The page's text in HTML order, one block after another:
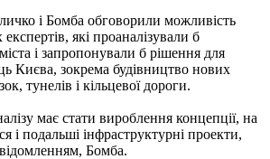
і Бомба обговорили можливість
які проаналізували б
і запропонували б рішення для
Києва, зокрема будівництво нових
тунелів і кільцевої дороги.
має стати вироблення концепції, на
і подальші інфраструктурні проекти,
Бомба.